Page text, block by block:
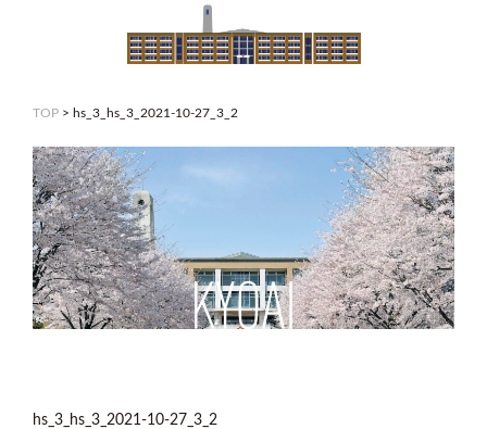
TOP > hs_3_hs_3_2021-10-27_3_2
hs_3_hs_3_2021-10-27_3_2